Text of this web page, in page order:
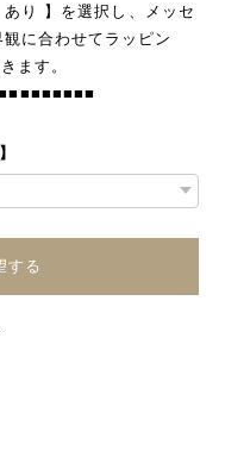
り 】を選択し、メッセ
に合わせてラッピン
ます。
する